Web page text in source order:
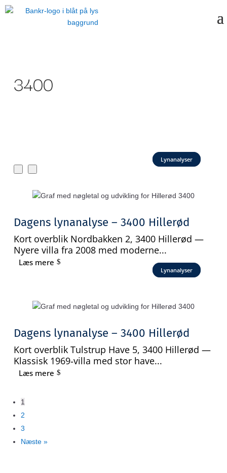
3400
Lynanalyser
Dagens lynanalyse – 3400 Hillerød
Kort overblik Nordbakken 2, 3400 Hillerød —
Nyere villa fra 2008 med moderne...
Læs mere
Lynanalyser
Dagens lynanalyse – 3400 Hillerød
Kort overblik Tulstrup Have 5, 3400 Hillerød —
Klassisk 1969‑villa med stor have...
Læs mere
1
2
3
Næste »